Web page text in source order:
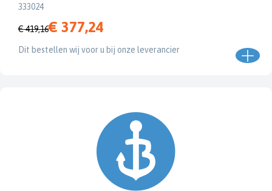
333024
€ 419,16€ 377,24
Dit bestellen wij voor u bij onze leverancier